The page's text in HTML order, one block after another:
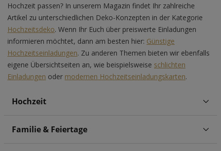
Hochzeit passen? In unserem Magazin findet Ihr zahlreiche
Artikel zu unterschiedlichen Deko-Konzepten in der Kategorie
Hochzeitsdeko. Wenn Ihr Euch über preiswerte Einladungen
informieren möchtet, dann am besten hier: Günstige
Hochzeitseinladungen. Zu anderen Themen bieten wir ebenfalls
eigene Übersichtseiten an, wie beispielsweise schlichten
Einladungen oder modernen Hochzeitseinladungskarten.
Hochzeit
Familie & Feiertage